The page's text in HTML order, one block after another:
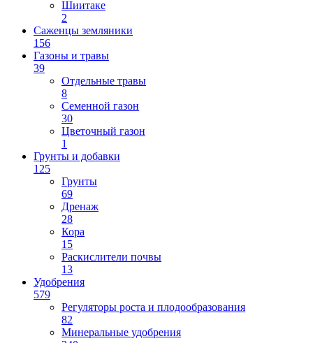
Шиитаке
2
Саженцы земляники
156
Газоны и травы
39
Отдельные травы
8
Семенной газон
30
Цветочный газон
1
Грунты и добавки
125
Грунты
69
Дренаж
28
Кора
15
Раскислители почвы
13
Удобрения
579
Регуляторы роста и плодообразования
82
Минеральные удобрения